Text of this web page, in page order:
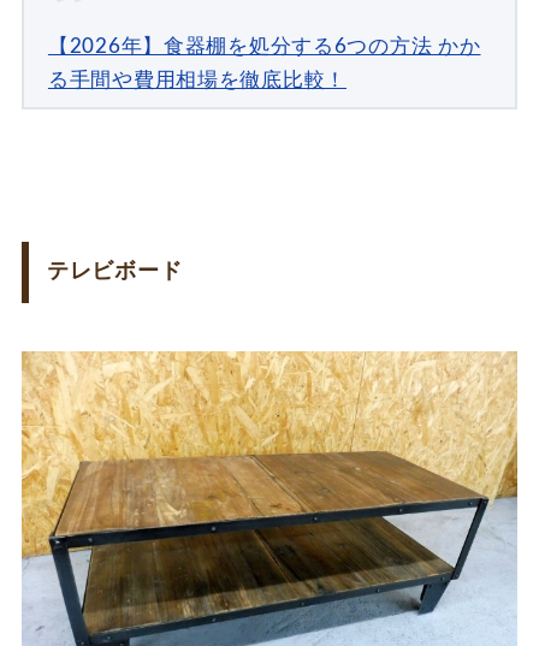
【2026年】食器棚を処分する6つの方法 かか
る手間や費用相場を徹底比較！
テレビボード